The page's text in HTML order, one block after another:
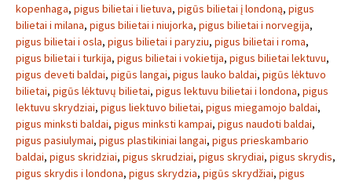
kopenhaga, pigus bilietai i lietuva, pigūs bilietai į londoną, pigus
bilietai i milana, pigus bilietai i niujorka, pigus bilietai i norvegija,
pigus bilietai i osla, pigus bilietai i paryziu, pigus bilietai i roma,
pigus bilietai i turkija, pigus bilietai i vokietija, pigus bilietai lektuvu,
pigus deveti baldai, pigūs langai, pigus lauko baldai, pigūs lėktuvo
bilietai, pigūs lėktuvų bilietai, pigus lektuvu bilietai i londona, pigus
lektuvu skrydziai, pigus liektuvo bilietai, pigus miegamojo baldai,
pigus minksti baldai, pigus minksti kampai, pigus naudoti baldai,
pigus pasiulymai, pigus plastikiniai langai, pigus prieskambario
baldai, pigus skridziai, pigus skrudziai, pigus skrydiai, pigus skrydis,
pigus skrydis i londona, pigus skrydzia, pigūs skrydžiai, pigus